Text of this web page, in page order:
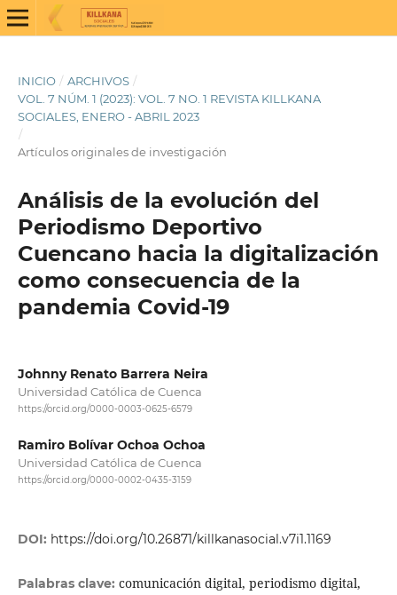
INICIO / ARCHIVOS /
VOL. 7 NÚM. 1 (2023): VOL. 7 NO. 1 REVISTA KILLKANA
SOCIALES, ENERO - ABRIL 2023
/
Artículos originales de investigación
Análisis de la evolución del
Periodismo Deportivo
Cuencano hacia la digitalización
como consecuencia de la
pandemia Covid-19
Johnny Renato Barrera Neira
Universidad Católica de Cuenca
https://orcid.org/0000-0003-0625-6579
Ramiro Bolívar Ochoa Ochoa
Universidad Católica de Cuenca
https://orcid.org/0000-0002-0435-3159
DOI: https://doi.org/10.26871/killkanasocial.v7i1.1169
Palabras clave: comunicación digital, periodismo digital,